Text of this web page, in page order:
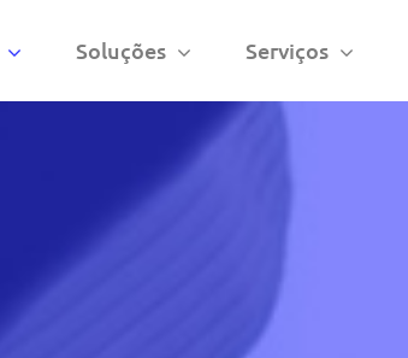
Soluções Serviços